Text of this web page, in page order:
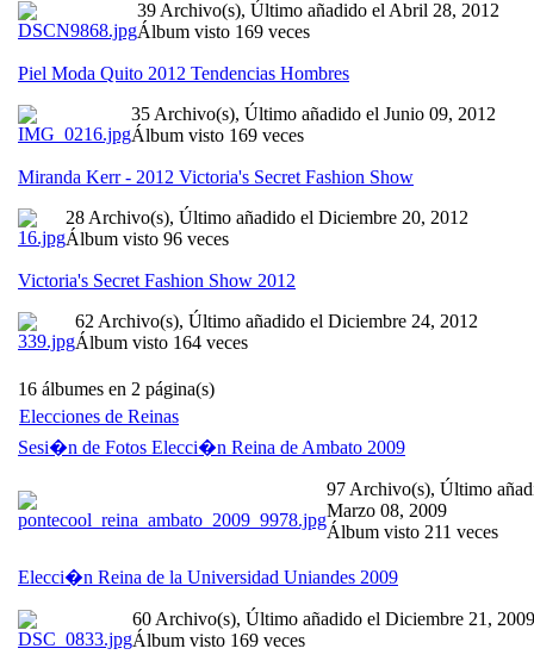
39 Archivo(s), Último añadido el Abril 28, 2012
Álbum visto 169 veces
Piel Moda Quito 2012 Tendencias Hombres
35 Archivo(s), Último añadido el Junio 09, 2012
Álbum visto 169 veces
Miranda Kerr - 2012 Victoria's Secret Fashion Show
28 Archivo(s), Último añadido el Diciembre 20, 2012
Álbum visto 96 veces
Victoria's Secret Fashion Show 2012
62 Archivo(s), Último añadido el Diciembre 24, 2012
Álbum visto 164 veces
16 álbumes en 2 página(s)
Elecciones de Reinas
Sesi�n de Fotos Elecci�n Reina de Ambato 2009
97 Archivo(s), Último
Marzo 08, 2009
Álbum visto 211 veces
Elecci�n Reina de la Universidad Uniandes 2009
60 Archivo(s), Último añadido el Diciembre 21, 2009
Álbum visto 169 veces